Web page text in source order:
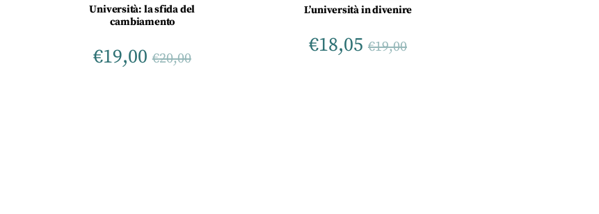
Università: la sfida del
cambiamento
€19,00 €20,00
L’università in divenire
€18,05 €19,00